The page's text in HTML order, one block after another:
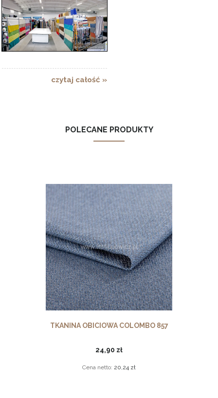
czytaj całość »
POLECANE PRODUKTY
TKANINA OBICIOWA COLOMBO 857
24,90 zł
Cena netto: 20,24 zł